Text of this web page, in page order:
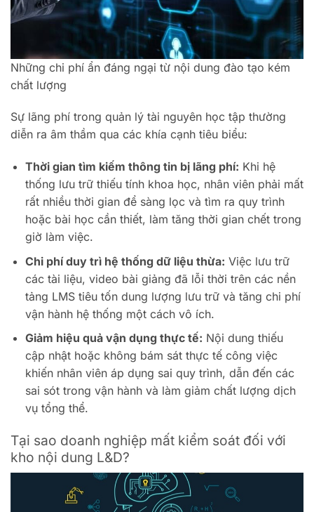
Những chi phí ẩn đáng ngại từ nội dung đào tạo kém
chất lượng
Sự lãng phí trong quản lý tài nguyên học tập thường
diễn ra âm thầm qua các khía cạnh tiêu biểu:
Thời gian tìm kiếm thông tin bị lãng phí: Khi hệ
thống lưu trữ thiếu tính khoa học, nhân viên phải mất
rất nhiều thời gian để sàng lọc và tìm ra quy trình
hoặc bài học cần thiết, làm tăng thời gian chết trong
giờ làm việc.
Chi phí duy trì hệ thống dữ liệu thừa: Việc lưu trữ
các tài liệu, video bài giảng đã lỗi thời trên các nền
tảng LMS tiêu tốn dung lượng lưu trữ và tăng chi phí
vận hành hệ thống một cách vô ích.
Giảm hiệu quả vận dụng thực tế: Nội dung thiếu
cập nhật hoặc không bám sát thực tế công việc
khiến nhân viên áp dụng sai quy trình, dẫn đến các
sai sót trong vận hành và làm giảm chất lượng dịch
vụ tổng thể.
Tại sao doanh nghiệp mất kiểm soát đối với
kho nội dung L&D?